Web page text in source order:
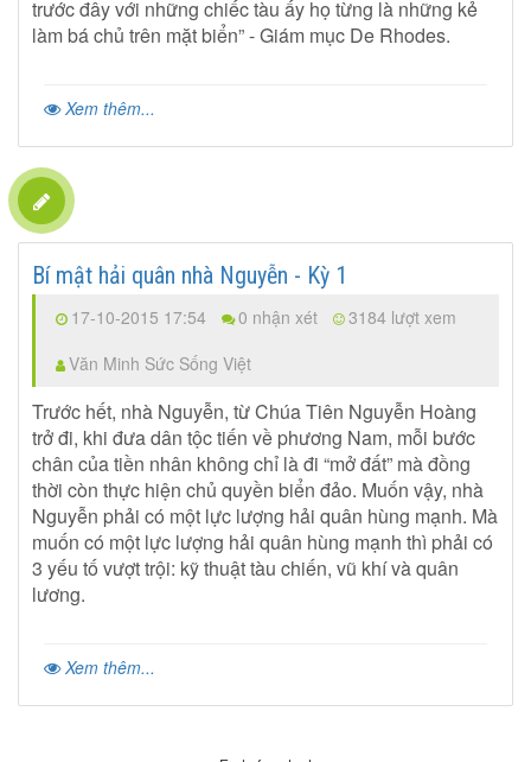
trước đây với những chiếc tàu ấy họ từng là những kẻ
làm bá chủ trên mặt biển” - Giám mục De Rhodes.
Xem thêm...
Bí mật hải quân nhà Nguyễn - Kỳ 1
17-10-2015 17:54 0 nhận xét
3184 lượt xem
Văn Minh Sức Sống Việt
Trước hết, nhà Nguyễn, từ Chúa Tiên Nguyễn Hoàng
trở đi, khi đưa dân tộc tiến về phương Nam, mỗi bước
chân của tiền nhân không chỉ là đi “mở đất” mà đồng
thời còn thực hiện chủ quyền biển đảo. Muốn vậy, nhà
Nguyễn phải có một lực lượng hải quân hùng mạnh. Mà
muốn có một lực lượng hải quân hùng mạnh thì phải có
3 yếu tố vượt trội: kỹ thuật tàu chiến, vũ khí và quân
lương.
Xem thêm...